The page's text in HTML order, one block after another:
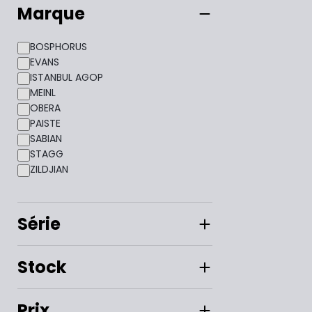
Marque
BOSPHORUS
EVANS
ISTANBUL AGOP
MEINL
OBERA
PAISTE
SABIAN
STAGG
ZILDJIAN
Série
Stock